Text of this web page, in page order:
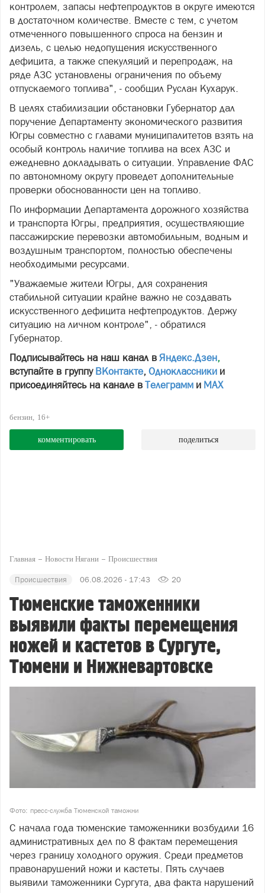
контролем, запасы нефтепродуктов в округе имеются
в достаточном количестве. Вместе с тем, с учетом
отмеченного повышенного спроса на бензин и
дизель, с целью недопущения искусственного
дефицита, а также спекуляций и перепродаж, на
ряде АЗС установлены ограничения по объему
отпускаемого топлива", - сообщил Руслан Кухарук.
В целях стабилизации обстановки Губернатор дал
поручение Департаменту экономического развития
Югры совместно с главами муниципалитетов взять на
особый контроль наличие топлива на всех АЗС и
ежедневно докладывать о ситуации. Управление ФАС
по автономному округу проведет дополнительные
проверки обоснованности цен на топливо.
По информации Департамента дорожного хозяйства
и транспорта Югры, предприятия, осуществляющие
пассажирские перевозки автомобильным, водным и
воздушным транспортом, полностью обеспечены
необходимыми ресурсами.
"Уважаемые жители Югры, для сохранения
стабильной ситуации крайне важно не создавать
искусственного дефицита нефтепродуктов. Держу
ситуацию на личном контроле", - обратился
Губернатор.
Подписывайтесь на наш канал в Яндекс.Дзен,
вступайте в группу ВКонтакте, Одноклассники и
присоединяйтесь на канале в Телеграмм и МАХ
бензин 16+
комментировать поделиться
Главная Новости Нягани Происшествия
Происшествия 06.08.2026 - 17:43 20
Тюменские таможенники
выявили факты перемещения
ножей и кастетов в Сургуте,
Тюмени и Нижневартовске
Фото: пресс-служба Тюменской таможни
С начала года тюменские таможенники возбудили 16
административных дел по 8 фактам перемещения
через границу холодного оружия. Среди предметов
правонарушений ножи и кастеты. Пять случаев
выявили таможенники Сургута, два факта нарушений